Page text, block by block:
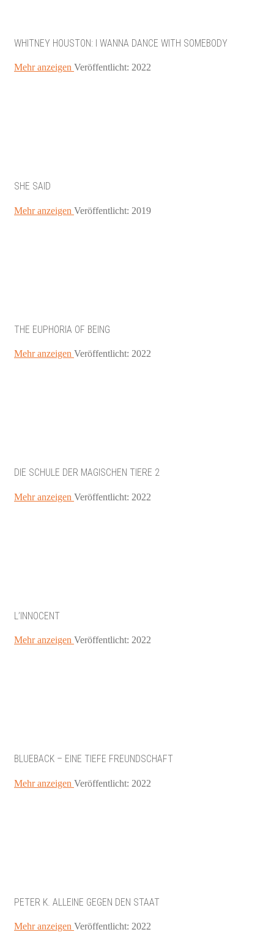
WHITNEY HOUSTON: I WANNA DANCE WITH SOMEBODY
Mehr anzeigen Veröffentlicht: 2022
SHE SAID
Mehr anzeigen Veröffentlicht: 2019
THE EUPHORIA OF BEING
Mehr anzeigen Veröffentlicht: 2022
DIE SCHULE DER MAGISCHEN TIERE 2
Mehr anzeigen Veröffentlicht: 2022
L’INNOCENT
Mehr anzeigen Veröffentlicht: 2022
BLUEBACK – EINE TIEFE FREUNDSCHAFT
Mehr anzeigen Veröffentlicht: 2022
PETER K. ALLEINE GEGEN DEN STAAT
Mehr anzeigen Veröffentlicht: 2022